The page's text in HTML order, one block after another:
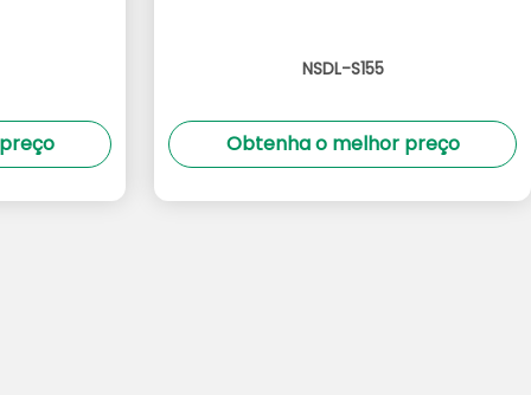
NSDL-S155
Obtenha o melhor preço